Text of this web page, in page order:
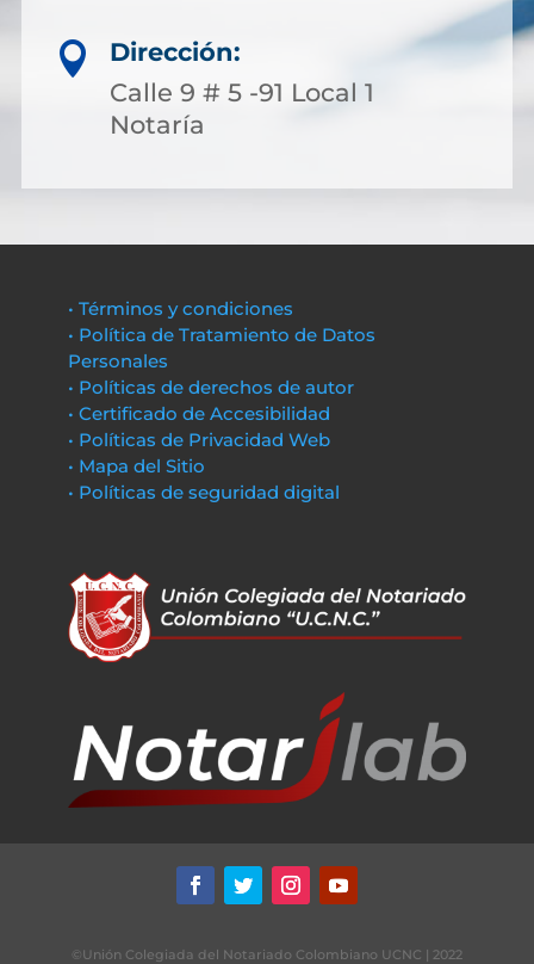

Dirección:
Calle 9 # 5 -91 Local 1
Notaría
• Términos y condiciones
• Política de Tratamiento de Datos
Personales
• Políticas de derechos de autor
• Certificado de Accesibilidad
• Políticas de Privacidad Web
• Mapa del Sitio
• Políticas de seguridad digital
©Unión Colegiada del Notariado Colombiano UCNC | 2022